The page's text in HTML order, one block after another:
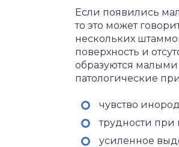
Если появились
то это может
нескольких
поверхность и
образуются
патологические
чувство
трудности при
усиленное